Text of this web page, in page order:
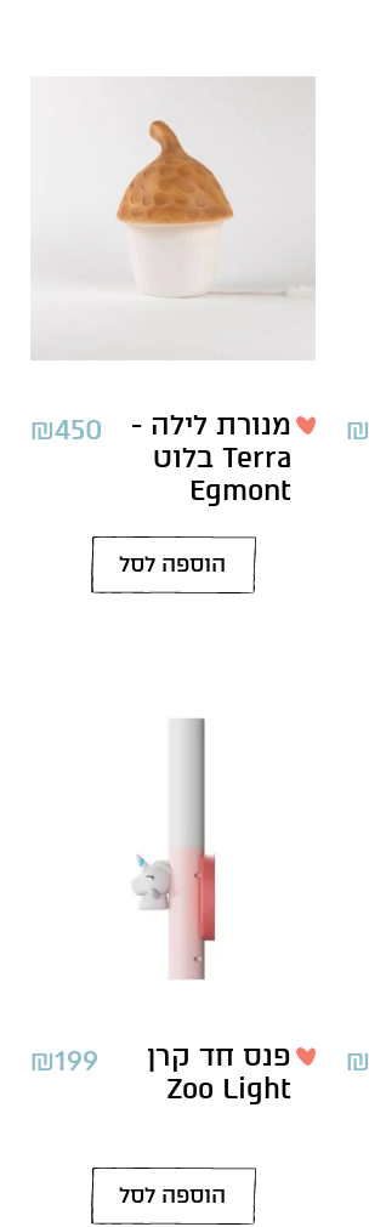
₪
מנורת לילה -
Terra בלוט
Egmont
₪450
הוספה לסל
₪
פנס חד קרן
Zoo Light
₪199
הוספה לסל